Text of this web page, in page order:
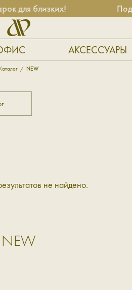
для близких!
АКСЕССУАРЫ
Каталог NEW
не найдено.
NEW